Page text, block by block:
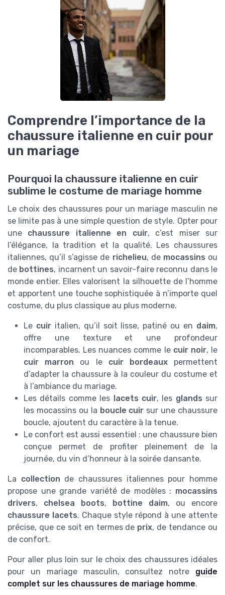
Comprendre l’importance de la
chaussure italienne en cuir pour
un mariage
Pourquoi la chaussure italienne en cuir
sublime le costume de mariage homme
Le choix des chaussures pour un mariage masculin ne
se limite pas à une simple question de style. Opter pour
une chaussure italienne en cuir, c’est miser sur
l’élégance, la tradition et la qualité. Les chaussures
italiennes, qu’il s’agisse de richelieu, de mocassins ou
de bottines, incarnent un savoir-faire reconnu dans le
monde entier. Elles valorisent la silhouette de l’homme
et apportent une touche sophistiquée à n’importe quel
costume, du plus classique au plus moderne.
Le cuiritalien, qu’il soit lisse, patiné ou en daim,
offre une texture et une profondeur
incomparables. Les nuances comme le cuir noir, le
cuir marron ou le cuir bordeauxpermettent
d’adapter la chaussure à la couleur du costume et
à l’ambiance du mariage.
Les détails comme les lacets cuir, les glands sur
les mocassins ou la boucle cuir sur une chaussure
boucle, ajoutent du caractère à la tenue.
Le confort est aussi essentiel : une chaussure bien
conçue permet de profiter pleinement de la
journée, du vin d’honneur à la soirée dansante.
La collection de chaussures italiennes pour homme
propose une grande variété de modèles : mocassins
drivers, chelsea boots, bottine daim, ou encore
chaussure lacets. Chaque style répond à une attente
précise, que ce soit en termes de prix, de tendance ou
de confort.
Pour aller plus loin sur le choix des chaussures idéales
pour un mariage masculin, consultez notre guide
complet sur les chaussures de mariage homme.